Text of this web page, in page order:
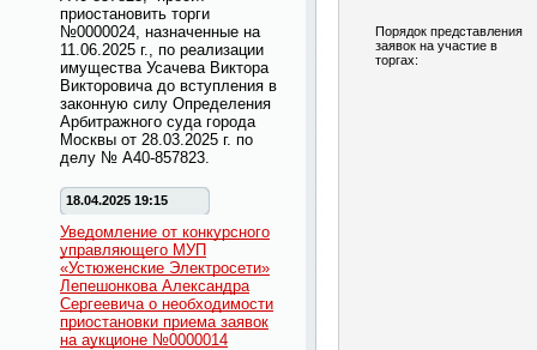
приостановить торги
№0000024, назначенные на
11.06.2025 г., по реализации
имущества Усачева Виктора
Викторовича до вступления в
законную силу Определения
Арбитражного суда города
Москвы от 28.03.2025 г. по
делу № А40-857823.
18.04.2025 19:15
Уведомление от конкурсного
управляющего МУП
«Устюженские Электросети»
Лепешонкова Александра
Сергеевича о необходимости
приостановки приема заявок
на аукционе №0000014
Порядок представления
заявок на участие в
торгах: